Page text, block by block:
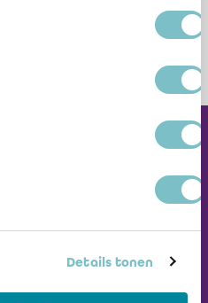
Details tonen